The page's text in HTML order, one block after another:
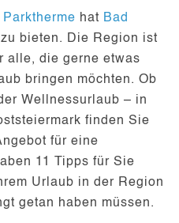
hat Bad
bieten. Die Region ist
alle, die gerne etwas
bringen möchten. Ob
Wellnessurlaub – in
finden Sie
für eine
11 Tipps für Sie
Urlaub in der Region
getan haben müssen.